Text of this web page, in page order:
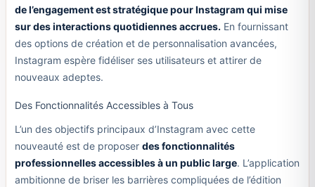
de l’engagement est stratégique pour Instagram qui mise
sur des interactions quotidiennes accrues. En fournissant
des options de création et de personnalisation avancées,
Instagram espère fidéliser ses utilisateurs et attirer de
nouveaux adeptes.
Des Fonctionnalités Accessibles à Tous
L’un des objectifs principaux d’Instagram avec cette
nouveauté est de proposer des fonctionnalités
professionnelles accessibles à un public large. L’application
ambitionne de briser les barrières compliquées de l’édition